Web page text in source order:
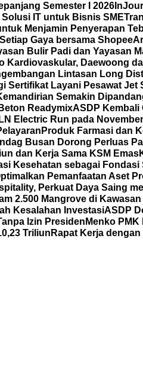
Semester I 2026
IT untuk Bisnis SME
Menjamin Penyerapan
Gaya bersama Shopee
Bulir Padi dan Yayasan
Daewoong
Lintasan Long
Sertifikat Layani Pesawat Jet
Semakin
ReadymixASDP Kembali
Electric Run pada
Produk Farmasi dan
Busan Dorong Perluas
dan Kerja Sama KSM Emas
Kesehatan sebagai
Pemanfaatan Aset
Perkuat Daya Saing
2.500 Mangrove di
Kesalahan InvestasiASDP
Izin Presiden Menko
Triliun Rapat Kerja